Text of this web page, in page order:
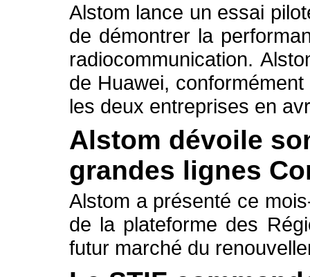
Alstom lance un essai
de démontrer la
radiocommunication.
de Huawei,
les deux entreprises en
Alstom dévoile
grandes lignes
Alstom a présenté ce
de la plateforme des
futur marché du